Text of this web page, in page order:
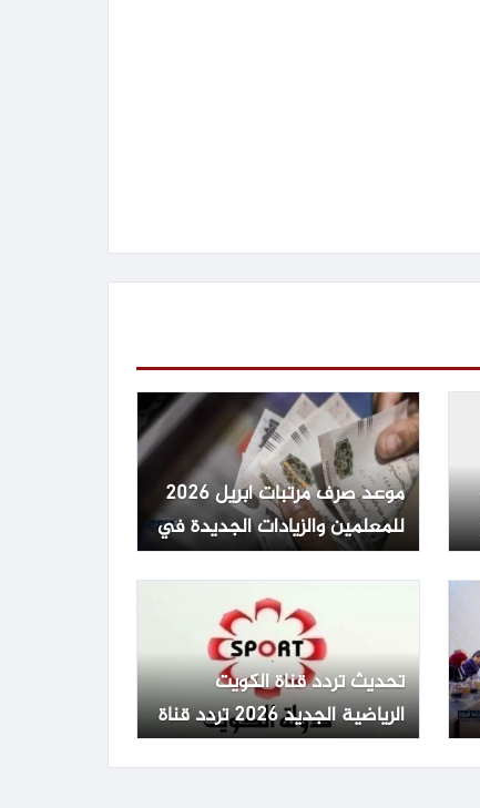
موعد صرف مرتبات أبريل 2026
للمعلمين والزيادات الجديدة في
مصر
تحديث تردد قناة الكويت
الرياضية الجديد 2026 تردد قناة
الكويت الرياضية Kuwait Sports